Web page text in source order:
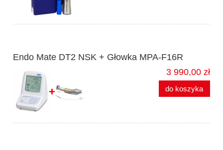
Endo Mate DT2 NSK + Głowka MPA-F16R
3 990,00 zł
do koszyka